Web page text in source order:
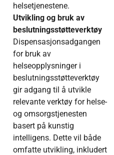
helsetjenestene.
Utvikling og bruk av
beslutningsstøtteverktøy
Dispensasjonsadgangen
for bruk av
helseopplysninger i
beslutningsstøtteverktøy
gir adgang til å utvikle
relevante verktøy for helse-
og omsorgstjenesten
basert på kunstig
intelligens. Dette vil både
omfatte utvikling, inkludert